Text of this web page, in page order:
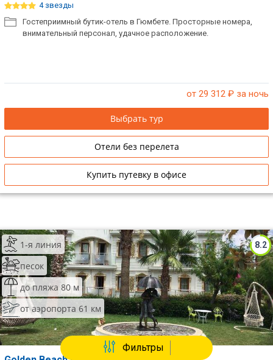
4 звезды
Гостеприимный бутик-отель в Гюмбете. Просторные номера,
внимательный персонал, удачное расположение.
от 29 312 ₽ за ночь
Выбрать тур
Отели без перелета
Купить путевку в офисе
8.2
1-я линия
песок
до пляжа 80 м
от аэропорта 61 км
Фильтры